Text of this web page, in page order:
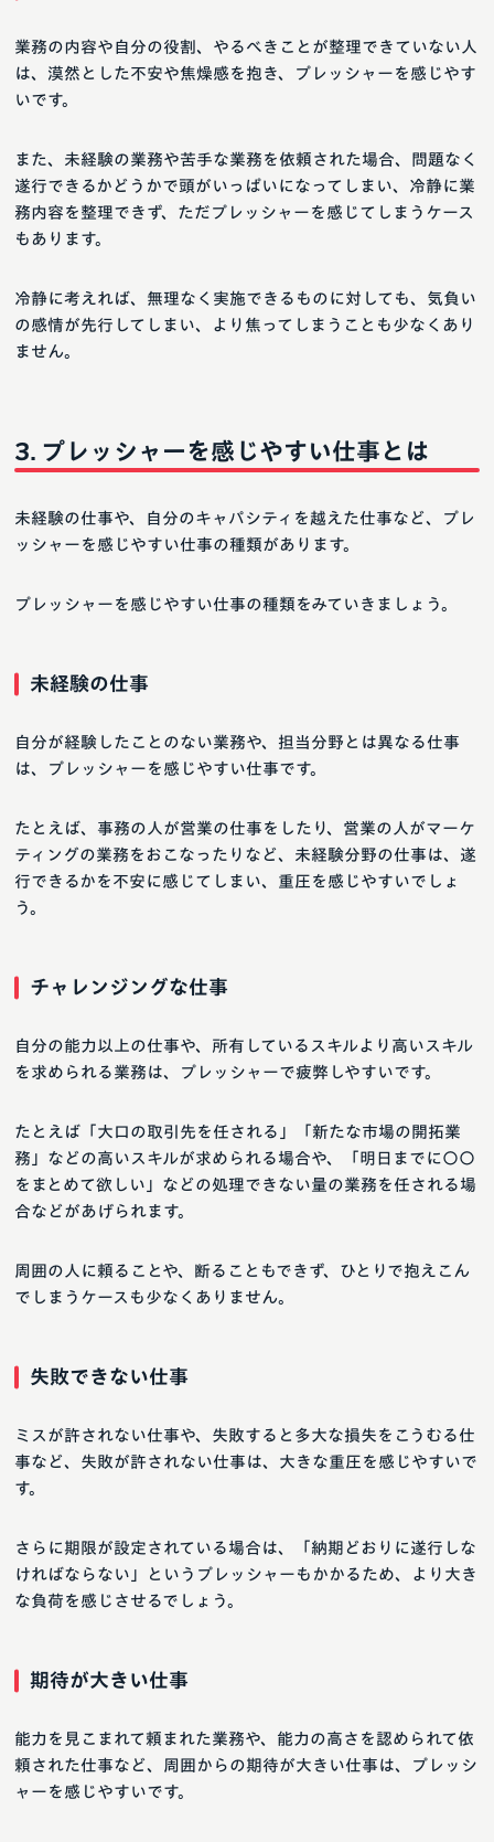
業務の内容や自分の役割、やるべきことが整理できていない人
は、漠然とした不安や焦燥感を抱き、プレッシャーを感じやす
いです。
また、未経験の業務や苦手な業務を依頼された場合、問題なく
遂行できるかどうかで頭がいっぱいになってしまい、冷静に業
務内容を整理できず、ただプレッシャーを感じてしまうケース
もあります。
冷静に考えれば、無理なく実施できるものに対しても、気負い
の感情が先行してしまい、より焦ってしまうことも少なくあり
ません。
プレッシャーを感じやすい仕事とは
未経験の仕事や、自分のキャパシティを越えた仕事など、プレ
ッシャーを感じやすい仕事の種類があります。
プレッシャーを感じやすい仕事の種類をみていきましょう。
未経験の仕事
自分が経験したことのない業務や、担当分野とは異なる仕事
は、プレッシャーを感じやすい仕事です。
たとえば、事務の人が営業の仕事をしたり、営業の人がマーケ
ティングの業務をおこなったりなど、未経験分野の仕事は、遂
行できるかを不安に感じてしまい、重圧を感じやすいでしょ
う。
チャレンジングな仕事
自分の能力以上の仕事や、所有しているスキルより高いスキル
を求められる業務は、プレッシャーで疲弊しやすいです。
たとえば「大口の取引先を任される」「新たな市場の開拓業
務」などの高いスキルが求められる場合や、「明日までに〇〇
をまとめて欲しい」などの処理できない量の業務を任される場
合などがあげられます。
周囲の人に頼ることや、断ることもできず、ひとりで抱えこん
でしまうケースも少なくありません。
失敗できない仕事
ミスが許されない仕事や、失敗すると多大な損失をこうむる仕
事など、失敗が許されない仕事は、大きな重圧を感じやすいで
す。
さらに期限が設定されている場合は、「納期どおりに遂行しな
ければならない」というプレッシャーもかかるため、より大き
な負荷を感じさせるでしょう。
期待が大きい仕事
能力を見こまれて頼まれた業務や、能力の高さを認められて依
頼された仕事など、周囲からの期待が大きい仕事は、プレッシ
ャーを感じやすいです。